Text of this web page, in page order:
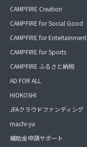
CAMPFIRE Creation
CAMPFIRE for Social Good
CAMPFIRE for Entertainment
CAMPFIRE for Sports
CAMPFIRE ふるさと納税
AD FOR ALL
HIOKOSHI
JFAクラウドファンディング
machi-ya
補助金申請サポート